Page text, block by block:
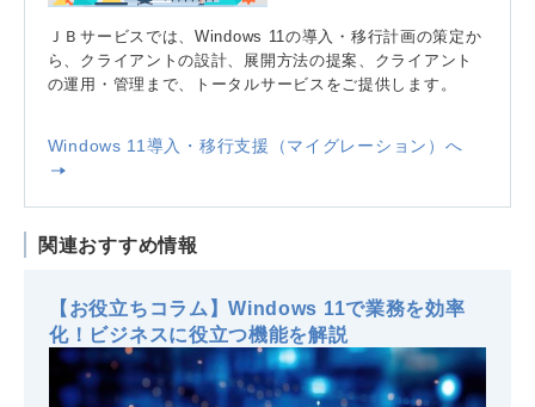
ＪＢサービスでは、Windows 11の導入・移行計画の策定か
ら、クライアントの設計、展開方法の提案、クライアント
の運用・管理まで、トータルサービスをご提供します。
Windows 11導入・移行支援（マイグレーション）へ
関連おすすめ情報
【お役立ちコラム】Windows 11で業務を効率
化！ビジネスに役立つ機能を解説